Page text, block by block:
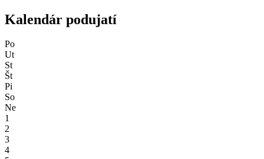
Kalendár podujatí
Po
Ut
St
Št
Pi
So
Ne
1
2
3
4